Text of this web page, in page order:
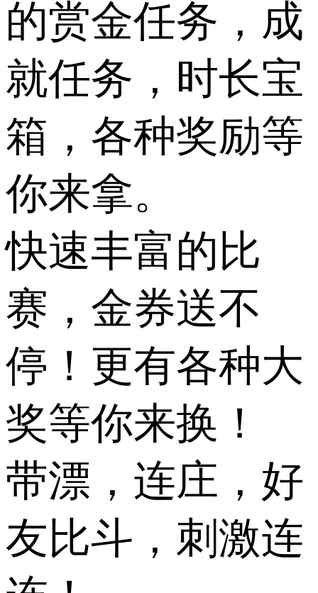
的赏金任务，成
就任务，时长宝
箱，各种奖励等
你来拿。
快速丰富的比
赛，金券送不
停！更有各种大
奖等你来换！
带漂，连庄，好
友比斗，刺激连